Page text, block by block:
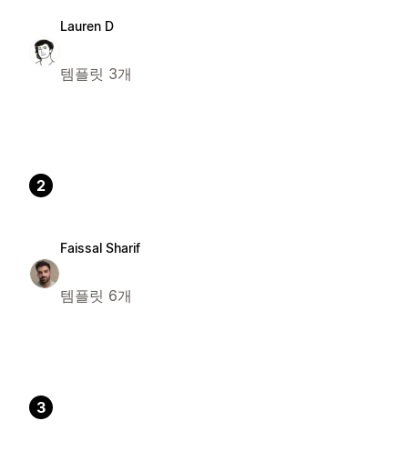
Lauren D
템플릿 3개
2
Faissal Sharif
템플릿 6개
3